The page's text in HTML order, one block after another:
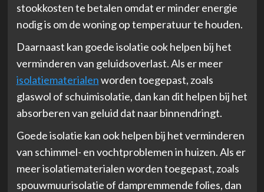
stookkosten te betalen omdat er minder energie
nodig is om de woning op temperatuur te houden.
Daarnaast kan goede isolatie ook helpen bij het
verminderen van geluidsoverlast. Als er meer
isolatiematerialenworden toegepast, zoals
glaswol of schuimisolatie, dan kan dit helpen bij het
absorberen van geluid dat naar binnendringt.
Goede isolatie kan ook helpen bij het verminderen
van schimmel- en vochtproblemen in huizen. Als er
meer isolatiematerialen worden toegepast, zoals
spouwmuurisolatie of dampremmende folies, dan